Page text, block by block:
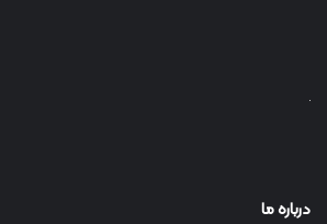
درباره ما